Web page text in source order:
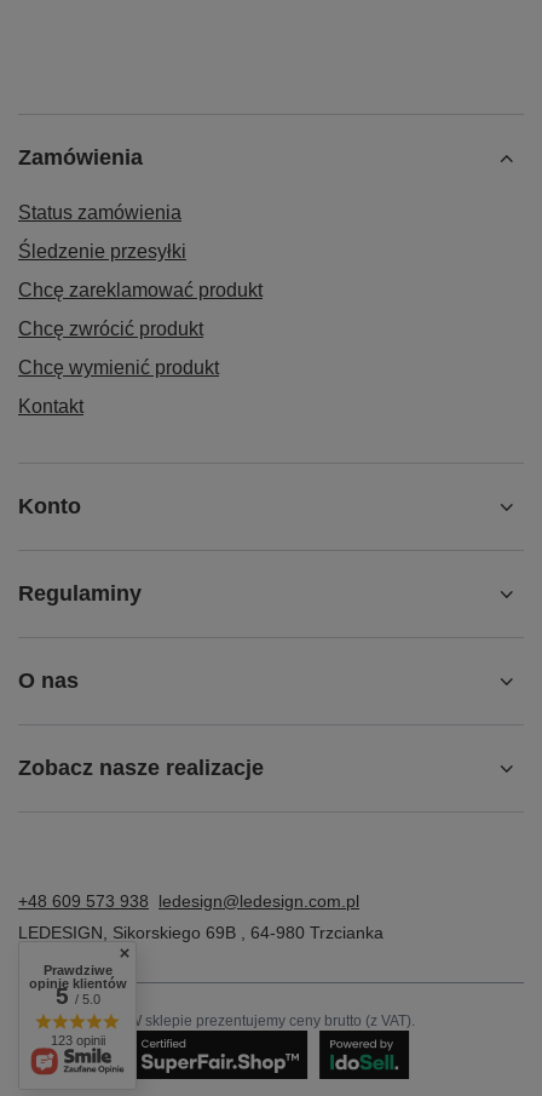
Zamówienia
Status zamówienia
Śledzenie przesyłki
Chcę zareklamować produkt
Chcę zwrócić produkt
Chcę wymienić produkt
Kontakt
Konto
Regulaminy
O nas
Zobacz nasze realizacje
+48 609 573 938
ledesign@ledesign.com.pl
LEDESIGN, Sikorskiego 69B , 64-980 Trzcianka
W sklepie prezentujemy ceny brutto (z VAT).
Prawdziwe
opinie klientów
5/ 5.0
123 opinii